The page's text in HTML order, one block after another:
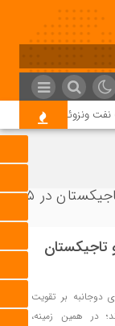
ونزوئلا
تاجیکستان
دوجانبه بر تقویت
در همین زمینه،